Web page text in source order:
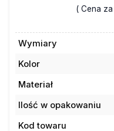
( Cena za
Wymiary
Kolor
Materiał
Ilość w opakowaniu
Kod towaru